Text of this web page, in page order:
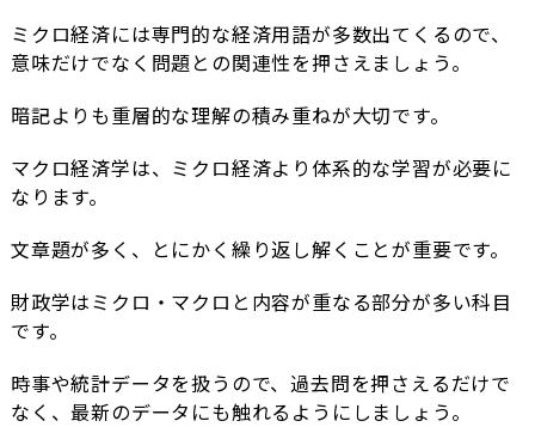
ミクロ経済には専門的な経済用語が多数出てくるので、
意味だけでなく問題との関連性を押さえましょう。
暗記よりも重層的な理解の積み重ねが大切です。
マクロ経済学は、ミクロ経済より体系的な学習が必要に
なります。
文章題が多く、とにかく繰り返し解くことが重要です。
財政学はミクロ・マクロと内容が重なる部分が多い科目
です。
時事や統計データを扱うので、過去問を押さえるだけで
なく、最新のデータにも触れるようにしましょう。